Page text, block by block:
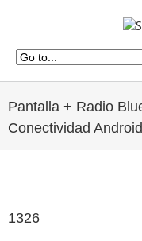
Pantalla + Radio
Conectividad Android
1326